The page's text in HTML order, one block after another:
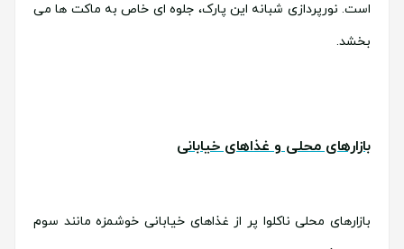
است. نورپردازی شبانه این پارک، جلوه ای خاص به ماکت ها می
بخشد.
بازارهای محلی و غذاهای خیابانی
بازارهای محلی ناکلوا پر از غذاهای خیابانی خوشمزه مانند سوم